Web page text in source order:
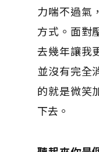
力喘不過氣
方式。面對
去幾年讓我
並沒有完全
的就是微笑
下去。